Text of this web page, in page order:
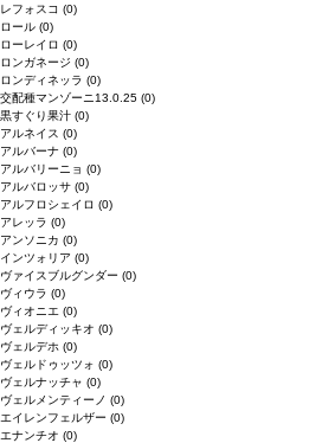
レフォスコ (0)
ロール (0)
ローレイロ (0)
ロンガネージ (0)
ロンディネッラ (0)
交配種マンゾーニ13.0.25 (0)
黒すぐり果汁 (0)
アルネイス (0)
アルバーナ (0)
アルバリーニョ (0)
アルバロッサ (0)
アルフロシェイロ (0)
アレッラ (0)
アンソニカ (0)
インツォリア (0)
ヴァイスブルグンダー (0)
ヴィウラ (0)
ヴィオニエ (0)
ヴェルディッキオ (0)
ヴェルデホ (0)
ヴェルドゥッツォ (0)
ヴェルナッチャ (0)
ヴェルメンティーノ (0)
エイレンフェルザー (0)
エナンチオ (0)